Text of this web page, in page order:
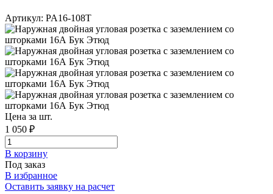
Артикул: PA16-108T
Цена за шт.
1 050 ₽
В корзинy
Под заказ
В избранное
Оставить заявку на расчет